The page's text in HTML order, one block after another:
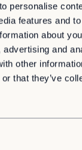
personalise
features and
about
advertising and
other
that they’ve
aus
Standzeit von
etwa im
und im
auf Ebene
können dabei
Nach dem
des